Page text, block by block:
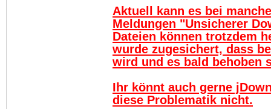
Aktuell kann es bei
Meldungen "Unsicherer
Dateien können trotzdem
wurde zugesichert, dass
wird und es bald behoben
Ihr könnt auch gerne
diese Problematik nicht.